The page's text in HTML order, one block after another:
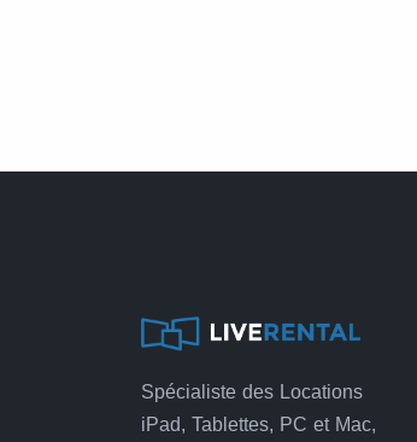
Spécialiste des Locations
iPad, Tablettes, PC et Mac,